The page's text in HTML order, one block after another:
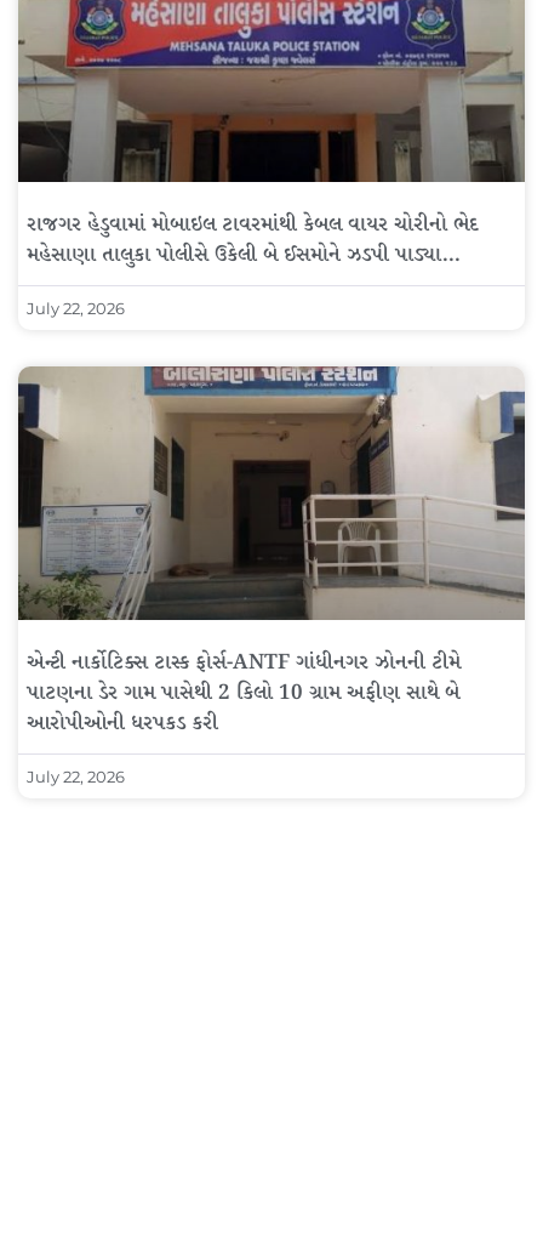
રાજગર હેડુવામાં મોબાઇલ ટાવરમાંથી કેબલ વાયર ચોરીનો ભેદ
મહેસાણા તાલુકા પોલીસે ઉકેલી બે ઈસમોને ઝડપી પાડ્યા…
July 22, 2026
એન્ટી નાર્કોટિક્સ ટાસ્ક ફોર્સ-ANTF ગાંધીનગર ઝોનની ટીમે
પાટણના ડેર ગામ પાસેથી 2 કિલો 10 ગ્રામ અફીણ સાથે બે
આરોપીઓની ધરપકડ કરી
July 22, 2026